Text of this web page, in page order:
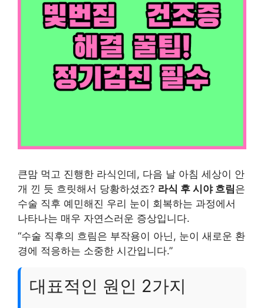
큰맘 먹고 진행한 라식인데, 다음 날 아침 세상이 안
개 낀 듯 흐릿해서 당황하셨죠? 라식 후 시야 흐림은
수술 직후 예민해진 우리 눈이 회복하는 과정에서
나타나는 매우 자연스러운 증상입니다.
“수술 직후의 흐림은 부작용이 아닌, 눈이 새로운 환
경에 적응하는 소중한 시간입니다.”
대표적인 원인 2가지